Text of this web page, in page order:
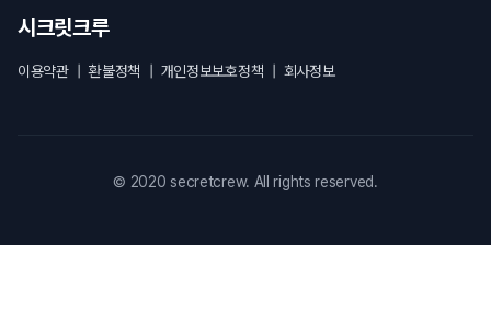
시크릿크루
이용약관|환불정책 개인정보보호정책 회사정보
© 2020 secretcrew. All rights reserved.